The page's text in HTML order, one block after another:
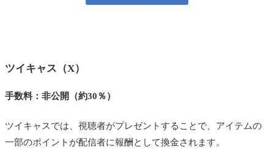
ツイキャス（X）
手数料：非公開（約30％）
ツイキャスでは、視聴者がプレゼントすることで、アイテムの
一部のポイントが配信者に報酬として換金されます。